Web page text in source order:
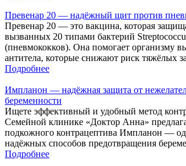
Превенар 20 — надёжный щит против
Превенар 20 — это вакцина, которая
вызванных 20 типами бактерий
(пневмококков). Она помогает организму
антитела, которые снижают риск тяжёлых
Подробнее
Импланон — надёжная защита от
беременности
Ищете эффективный и удобный метод
Семейной клинике «Доктор Анна»
подкожного контрацептива Импланон —
надёжных способов предотвращения
Подробнее